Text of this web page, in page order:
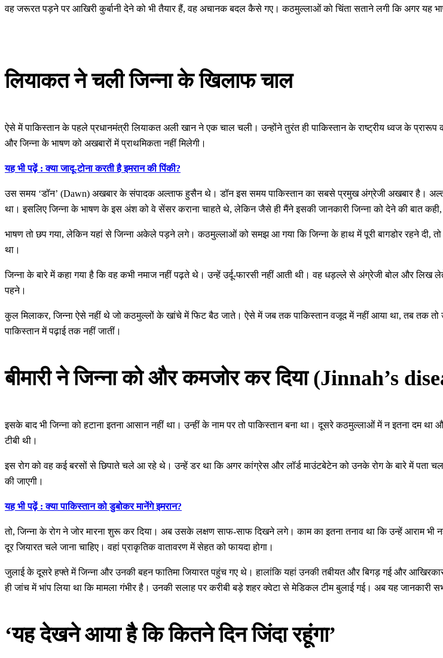
वह जरूरत पड़ने पर आखिरी कुर्बानी देने को भी तैयार हैं, वह अचानक बदल कैसे गए। कठमुल्लाओं को चिंता सताने लगी कि अगर यह
लियाकत ने चली जिन्ना के खिलाफ चाल
ऐसे में पाकिस्तान के पहले प्रधानमंत्री लियाकत अली खान ने एक चाल चली। उन्होंने तुरंत ही पाकिस्तान के राष्ट्रीय ध्वज के प्रारूप
और जिन्ना के भाषण को अखबारों में प्राथमिकता नहीं मिलेगी।
यह भी पढ़ें : क्या जादू-टोना करती है इमरान की पिंकी?
उस समय ‘डॉन’ (Dawn) अखबार के संपादक अल्ताफ हुसैन थे। डॉन इस समय पाकिस्तान का सबसे प्रमुख अंग्रेजी अखबार है।
था। इसलिए जिन्ना के भाषण के इस अंश को वे सेंसर कराना चाहते थे, लेकिन जैसे ही मैंने इसकी जानकारी जिन्ना को देने की बात
भाषण तो छप गया, लेकिन यहां से जिन्ना अकेले पड़ने लगे। कठमुल्लाओं को समझ आ गया कि जिन्ना के हाथ में पूरी बागडोर रहने दी,
था।
जिन्ना के बारे में कहा गया है कि वह कभी नमाज नहीं पढ़ते थे। उन्हें उर्दू-फारसी नहीं आती थी। वह धड़ल्ले से अंग्रेजी बोल और
पहने।
कुल मिलाकर, जिन्ना ऐसे नहीं थे जो कठमुल्लों के खांचे में फिट बैठ जाते। ऐसे में जब तक पाकिस्तान वजूद में नहीं आया था, तब तक
पाकिस्तान में पढ़ाई तक नहीं जातीं।
बीमारी ने जिन्ना को और कमजोर कर दिया (Jinnah’s
इसके बाद भी जिन्ना को हटाना इतना आसान नहीं था। उन्हीं के नाम पर तो पाकिस्तान बना था। दूसरे कठमुल्लाओं में न इतना दम था
टीबी थी।
इस रोग को वह कई बरसों से छिपाते चले आ रहे थे। उन्हें डर था कि अगर कांग्रेस और लॉर्ड माउंटबेटेन को उनके रोग के बारे में पता
की जाएगी।
यह भी पढ़ें : क्या पाकिस्तान को डुबोकर मानेंगे इमरान?
तो, जिन्ना के रोग ने जोर मारना शुरू कर दिया। अब उसके लक्षण साफ-साफ दिखने लगे। काम का इतना तनाव था कि उन्हें आराम भी
दूर जियारत चले जाना चाहिए। वहां प्राकृतिक वातावरण में सेहत को फायदा होगा।
जुलाई के दूसरे हफ्ते में जिन्ना और उनकी बहन फातिमा जियारत पहुंच गए थे। हालांकि यहां उनकी तबीयत और बिगड़ गई और
ही जांच में भांप लिया था कि मामला गंभीर है। उनकी सलाह पर करीबी बड़े शहर क्वेटा से मेडिकल टीम बुलाई गई। अब यह जानकारी
‘यह देखने आया है कि कितने दिन जिंदा रहूंगा’